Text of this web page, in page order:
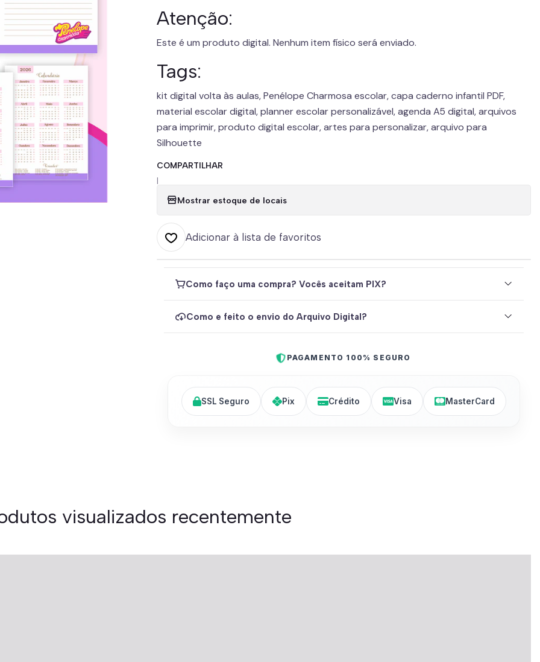
Atenção:
Este é um produto digital. Nenhum item físico será enviado.
Tags:
kit digital volta às aulas, Penélope Charmosa escolar, capa caderno infantil PDF,
material escolar digital, planner escolar personalizável, agenda A5 digital, arquivos
para imprimir, produto digital escolar, artes para personalizar, arquivo para
Silhouette
COMPARTILHAR
|
Mostrar estoque de locais
Adicionar à lista de favoritos
Como faço uma compra? Vocês aceitam PIX?
Como e feito o envio do Arquivo Digital?
PAGAMENTO 100% SEGURO
SSL Seguro Pix Crédito Visa MasterCard
visualizados recentemente